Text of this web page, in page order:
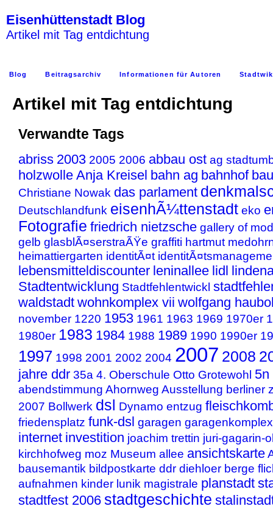
Eisenhüttenstadt Blog
Artikel mit Tag entdichtung
Blog Beitragsarchiv Informationen für Autoren
Artikel mit Tag entdichtung
Verwandte Tags
abriss 2003 2005 2006 abbau ost ag
holzwolle Anja Kreisel bahn ag bahnhof
Christiane Nowak das parlament
Deutschlandfunk eisenhÃ¼ttenstadt eko
Fotografie friedrich nietzsche gallery of
gelb glasblÃ¤serstraÃŸe graffiti hartmut
heimattiergarten identitÃ¤t
lebensmitteldiscounter leninallee lidl
Stadtentwicklung Stadtfehlentwickl
waldstadt wohnkomplex vii wolfgang
november 1220 1953 1961 1963 1969 1970er
1980er 1983 1984 1988 1989 1990 1990er
1997 1998 2001 2002 2004 2007 2008
jahre ddr 35a 4. Oberschule Otto Grotewohl 5n
abendstimmung Ahornweg Ausstellung berliner
2007 Bollwerk dsl Dynamo entzug
friedensplatz funk-dsl garagen
internet investition joachim trettin juri-gagarin-
kirchhofweg moz Museum allee ansichtskarte
bausemantik bildpostkarte ddr diehloer berge
aufnahmen kinder lunik magistrale planstadt
stadtfest 2006 stadtgeschichte